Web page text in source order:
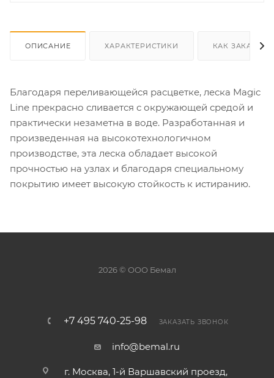
ОПИСАНИЕ ХАРАКТЕРИСТИКИ КАК ЗАКАЗАТЬ
Благодаря переливающейся расцветке, леска Magic
Line прекрасно сливается с окружающей средой и
практически незаметна в воде. Разработанная и
произведенная на высокотехнологичном
производстве, эта леска обладает высокой
прочностью на узлах и благодаря специальному
покрытию имеет высокую стойкость к истиранию.
2026 © ООО Бемал
+7 495 740-25-98 ЗАКАЗАТЬ ЗВОНОК
info@bemal.ru
г. Москва, 1-й Варшавский проезд,